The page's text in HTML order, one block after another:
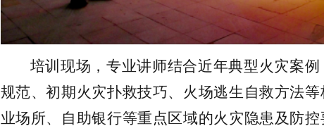
培训现场，专业讲师结合近年典型火灾案
规范、初期火灾扑救技巧、火场逃生自救方法
业场所、自助银行等重点区域的火灾隐患及防